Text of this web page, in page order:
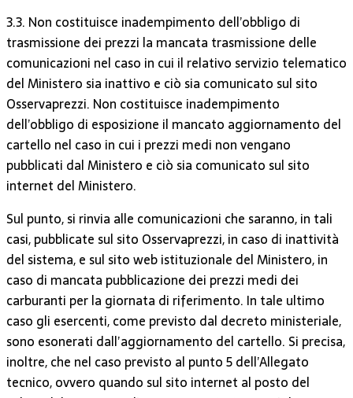
3.3. Non costituisce inadempimento dell’obbligo di
trasmissione dei prezzi la mancata trasmissione delle
comunicazioni nel caso in cui il relativo servizio telematico
del Ministero sia inattivo e ciò sia comunicato sul sito
Osservaprezzi. Non costituisce inadempimento
dell’obbligo di esposizione il mancato aggiornamento del
cartello nel caso in cui i prezzi medi non vengano
pubblicati dal Ministero e ciò sia comunicato sul sito
internet del Ministero.
Sul punto, si rinvia alle comunicazioni che saranno, in tali
casi, pubblicate sul sito Osservaprezzi, in caso di inattività
del sistema, e sul sito web istituzionale del Ministero, in
caso di mancata pubblicazione dei prezzi medi dei
carburanti per la giornata di riferimento. In tale ultimo
caso gli esercenti, come previsto dal decreto ministeriale,
sono esonerati dall’aggiornamento del cartello. Si precisa,
inoltre, che nel caso previsto al punto 5 dell’Allegato
tecnico, ovvero quando sul sito internet al posto del